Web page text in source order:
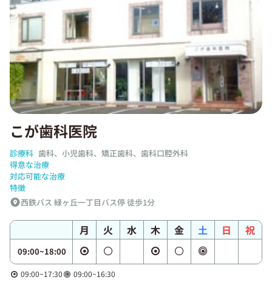
こが歯科医院
診療科 歯科、小児歯科、矯正歯科、歯科口腔外科
得意な治療
対応可能な治療
特徴
西鉄バス 緑ヶ丘一丁目バス停 徒歩1分
月 火 水 木 金 土 日 祝
09:00~18:00
09:00~17:30 09:00~16:30